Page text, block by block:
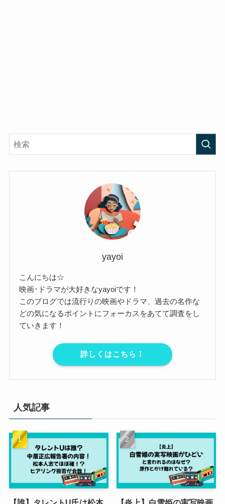
yayoi
こんにちは☆
映画･ドラマが大好きなyayoiです！
このブログでは流行りの映画やドラマ、過去の名作な
どの気になるポイントにフォーカスをあてて調査をし
ていきます！
詳しくはこちら！
人気記事